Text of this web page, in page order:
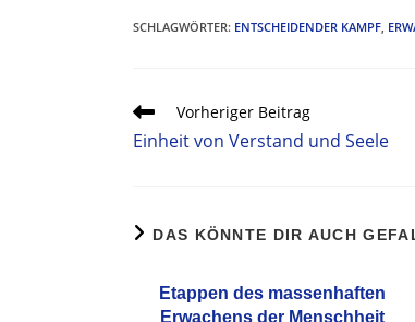
SCHLAGWÖRTER: ENTSCHEIDENDER KAMPF,
Vorheriger Beitrag
Einheit von Verstand und Seele
DAS KÖNNTE DIR AUCH
Etappen des massenhaften
Erwachens der Menschheit